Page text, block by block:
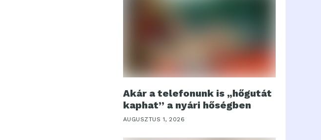
Akár a telefonunk is „hőgutát
kaphat” a nyári hőségben
AUGUSZTUS 1, 2026